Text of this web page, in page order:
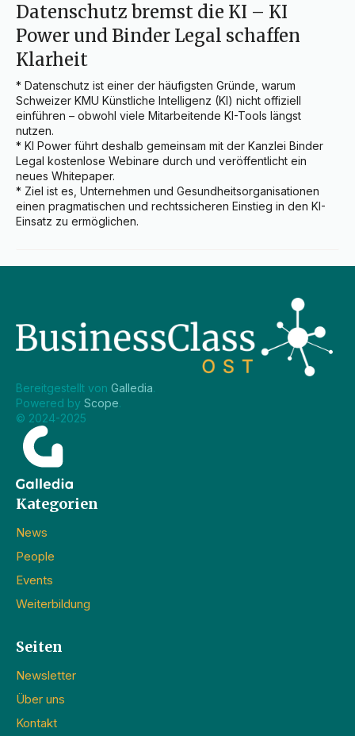
Datenschutz bremst die KI – KI
Power und Binder Legal schaffen
Klarheit
* Datenschutz ist einer der häufigsten Gründe, warum
Schweizer KMU Künstliche Intelligenz (KI) nicht offiziell
einführen – obwohl viele Mitarbeitende KI-Tools längst
nutzen.
* KI Power führt deshalb gemeinsam mit der Kanzlei Binder
Legal kostenlose Webinare durch und veröffentlicht ein
neues Whitepaper.
* Ziel ist es, Unternehmen und Gesundheitsorganisationen
einen pragmatischen und rechtssicheren Einstieg in den KI-
Einsatz zu ermöglichen.
Bereitgestellt von Galledia.
Powered by Scope.
© 2024-2025
Kategorien
News
People
Events
Weiterbildung
Seiten
Newsletter
Über uns
Kontakt